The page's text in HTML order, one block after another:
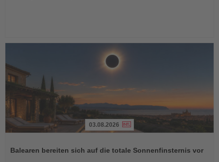
die
03.08.2026
Balearen bereiten sich auf die totale Sonnenfinsternis vor